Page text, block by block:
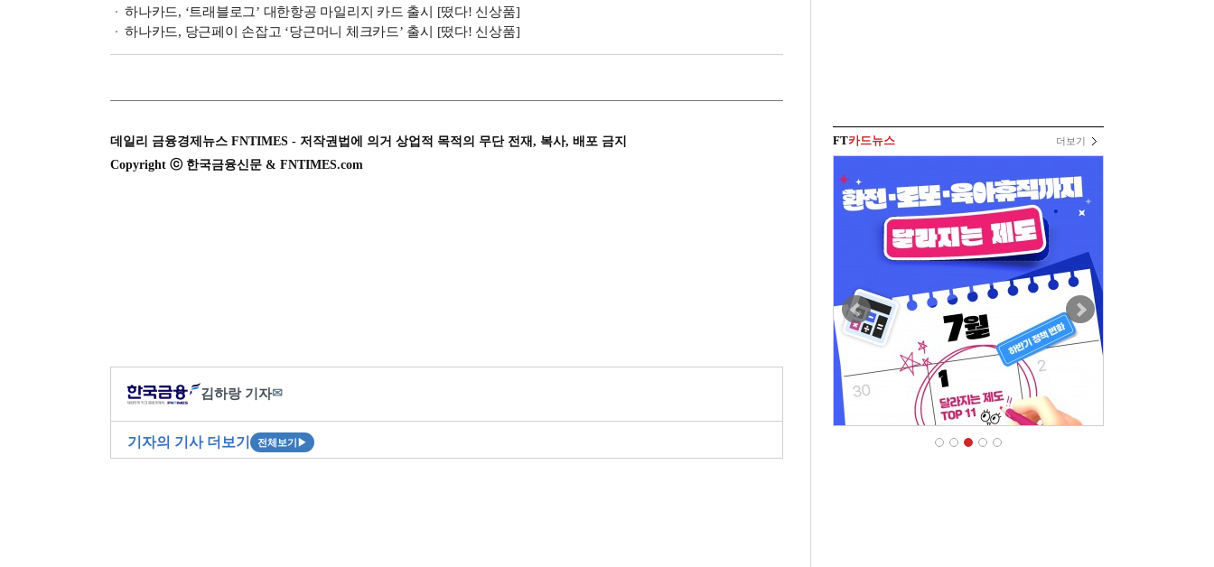
하나카드, ‘트래블로그’ 대한항공 마일리지 카드 출시 [떴다! 신상품]
하나카드, 당근페이 손잡고 ‘당근머니 체크카드’ 출시 [떴다! 신상품]
데일리 금융경제뉴스 FNTIMES - 저작권법에 의거 상업적 목적의 무단 전재, 복사, 배포 금지
Copyright ⓒ 한국금융신문 & FNTIMES.com
김하랑 기자✉
기자의 기사 더보기 전체보기 ▶
FT카드뉴스 더보기